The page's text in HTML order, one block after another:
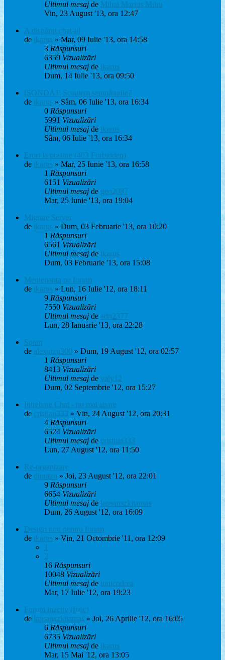
Ultimul mesaj de Mihai Marius Mihu
Vin, 23 August '13, ora 12:47
A dispărut chat-ul
de ikarus » Mar, 09 Iulie '13, ora 14:58
3 Răspunsuri
6359 Vizualizări
Ultimul mesaj de ikarus
Dum, 14 Iulie '13, ora 09:50
[SONDAJ] Scoatem semnăturile?
de ikarus » Sâm, 06 Iulie '13, ora 16:34
0 Răspunsuri
5991 Vizualizări
Ultimul mesaj de ikarus
Sâm, 06 Iulie '13, ora 16:34
Erori la postare (403 Forbidden)
de ikarus » Mar, 25 Iunie '13, ora 16:58
1 Răspunsuri
6151 Vizualizări
Ultimul mesaj de geo2087
Mar, 25 Iunie '13, ora 19:04
Migrare Server
de ikarus » Dum, 03 Februarie '13, ora 10:20
1 Răspunsuri
6561 Vizualizări
Ultimul mesaj de ikarus
Dum, 03 Februarie '13, ora 15:08
Mentenanta pe forum
de ikarus » Lun, 16 Iulie '12, ora 18:11
9 Răspunsuri
7550 Vizualizări
Ultimul mesaj de adn2377
Lun, 28 Ianuarie '13, ora 22:28
Spam
de alexutzu300 » Dum, 19 August '12, ora 02:57
1 Răspunsuri
8413 Vizualizări
Ultimul mesaj de valy12
Dum, 02 Septembrie '12, ora 15:27
Intrebare Chat - nu mai apare
de cristian333 » Vin, 24 August '12, ora 20:31
4 Răspunsuri
6524 Vizualizări
Ultimul mesaj de cristian333
Lun, 27 August '12, ora 11:50
Re-organizare
de dinutzu » Joi, 23 August '12, ora 22:01
9 Răspunsuri
6654 Vizualizări
Ultimul mesaj de lapsanszkitamas
Dum, 26 August '12, ora 16:09
Design nou pentru forum
de ikarus » Vin, 21 Octombrie '11, ora 12:09
1
2
16 Răspunsuri
10048 Vizualizări
Ultimul mesaj de tonicodrea
Mar, 17 Iulie '12, ora 19:23
Forum inactiv (fizic)
de lapsanszkitamas » Joi, 26 Aprilie '12, ora 16:05
6 Răspunsuri
6735 Vizualizări
Ultimul mesaj de ikarus
Mar, 15 Mai '12, ora 13:05